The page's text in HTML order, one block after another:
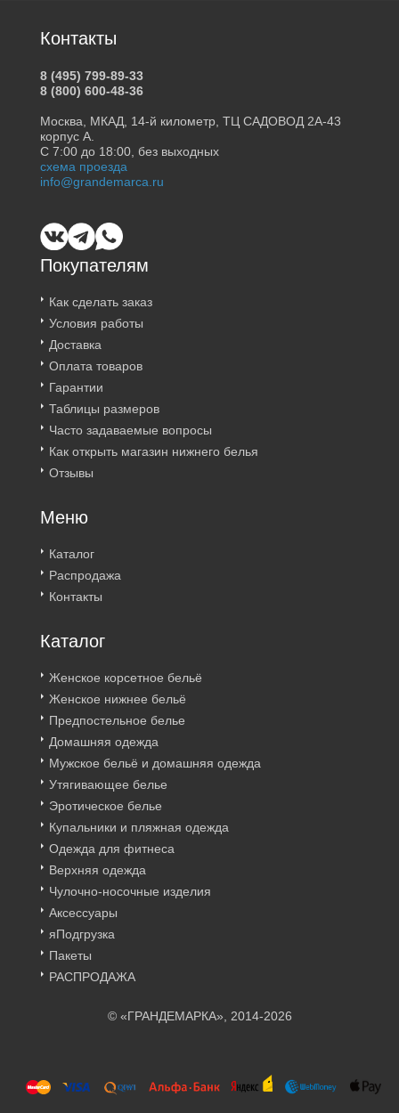
Покупателям
Как сделать заказ
Условия работы
Доставка
Оплата товаров
Гарантии
Таблицы размеров
Часто задаваемые вопросы
Как открыть магазин нижнего белья
Отзывы
Меню
Каталог
Распродажа
Контакты
Каталог
Женское корсетное бельё
Женское нижнее бельё
Предпостельное белье
Домашняя одежда
Мужское бельё и домашняя одежда
Утягивающее белье
Эротическое белье
Купальники и пляжная одежда
Одежда для фитнеса
Верхняя одежда
Чулочно-носочные изделия
Аксессуары
яПодгрузка
Пакеты
РАСПРОДАЖА
Контакты
8 (495) 799-89-33
8 (800) 600-48-36
Москва, МКАД, 14-й километр, ТЦ САДОВОД 2А-43
корпус А.
С 7:00 до 18:00, без выходных
схема проезда
info@grandemarca.ru
© «ГРАНДЕМАРКА», 2014-2026